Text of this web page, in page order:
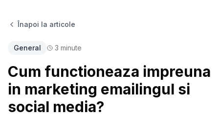
Înapoi la articole
General 3 minute
Cum functioneaza impreuna
in marketing emailingul si
social media?